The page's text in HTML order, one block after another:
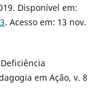
Disponível em:
. Acesso em: 13 nov.
em Ação, v. 8